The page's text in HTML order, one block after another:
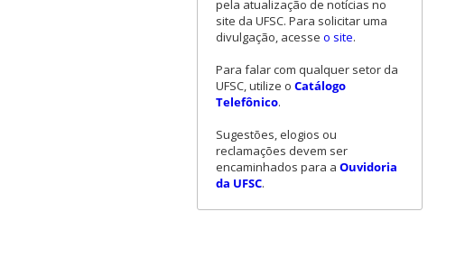
pela atualização de notícias no
site da UFSC. Para solicitar uma
divulgação, acesse o site.
Para falar com qualquer setor da
UFSC, utilize o Catálogo
Telefônico.
Sugestões, elogios ou
reclamações devem ser
encaminhados para a Ouvidoria
da UFSC.